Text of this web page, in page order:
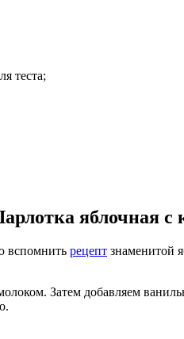
теста;
яблочная с
вспомнить рецепт знаменитой
Затем добавляем